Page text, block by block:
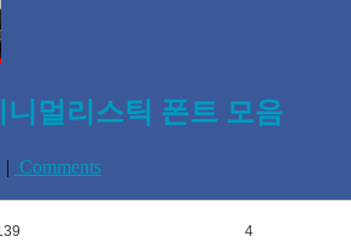
니멀리스틱 폰트 모음
| Comments
4